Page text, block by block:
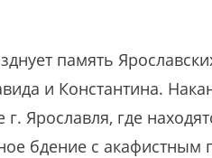
память
и Константина.
Ярославля, где
бдение с